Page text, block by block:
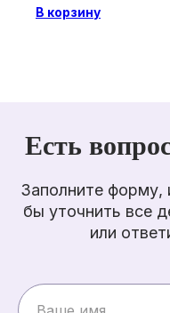
В корзину
Есть
Заполните
бы уточнить все
или